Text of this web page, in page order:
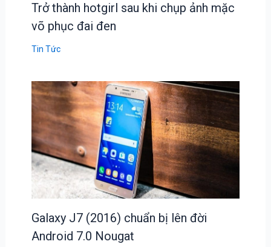
Trở thành hotgirl sau khi chụp ảnh mặc
võ phục đai đen
Tin Tức
Galaxy J7 (2016) chuẩn bị lên đời
Android 7.0 Nougat